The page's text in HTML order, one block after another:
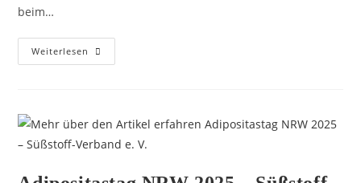
beim…
Weiterlesen